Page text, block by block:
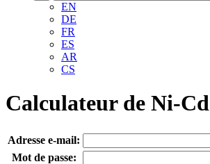
EN
DE
FR
ES
AR
CS
Calculateur de Ni-Cd
Adresse e-mail:
Mot de passe: